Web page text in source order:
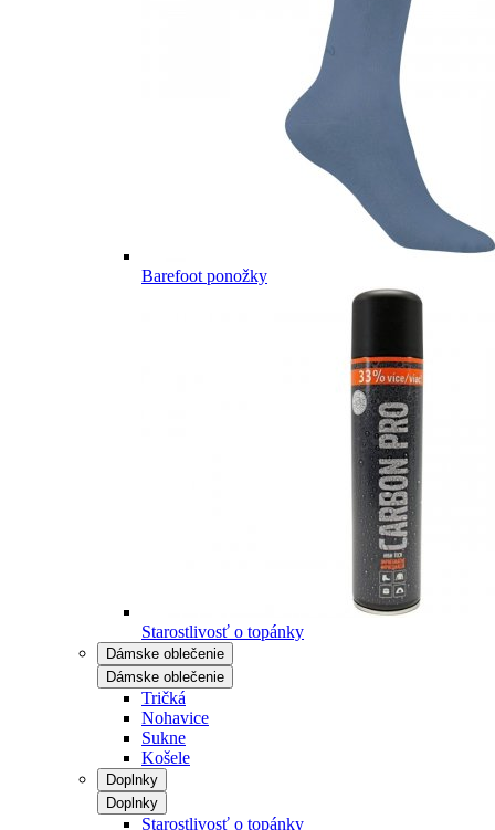
Barefoot ponožky
Starostlivosť o topánky
Dámske oblečenie
Dámske oblečenie
Tričká
Nohavice
Sukne
Košele
Doplnky
Doplnky
Starostlivosť o topánky